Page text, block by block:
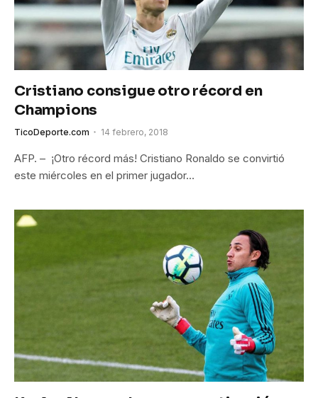
Cristiano consigue otro récord en
Champions
TicoDeporte.com 14 febrero, 2018
AFP. – ¡Otro récord más! Cristiano Ronaldo se convirtió
este miércoles en el primer jugador…